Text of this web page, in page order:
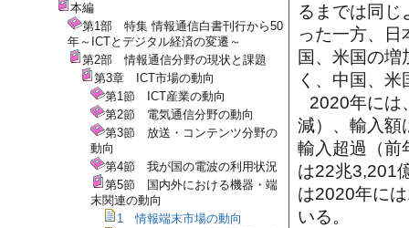
るまでは同じ
った一方、
国、米国の
く、中国、
2020年には
減）、輸入額
輸入超過（前
は22兆3,201
は2020年に
いる。
本編
第1部 特集 情報通信白書刊行から50
年～ICTとデジタル経済の変遷～
第2部 情報通信分野の現状と課題
第3章 ICT市場の動向
第1節 ICT産業の動向
第2節 電気通信分野の動向
第3節 放送・コンテンツ分野の
動向
第4節 我が国の電波の利用状況
第5節 国内外における機器・端
末関連の動向
1 情報端末市場の動向